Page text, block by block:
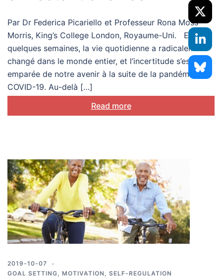
Par Dr Federica Picariello et Professeur Rona Moss-
Morris, King’s College London, Royaume-Uni. En
quelques semaines, la vie quotidienne a radicalement
changé dans le monde entier, et l’incertitude s’est
emparée de notre avenir à la suite de la pandémie
COVID-19. Au-delà […]
Read more
2019-10-07
GOAL SETTING, MOTIVATION , SELF-REGULATION